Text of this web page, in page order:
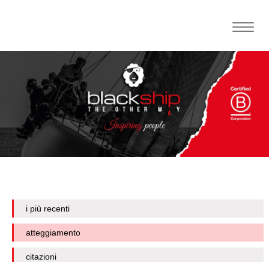
Toggle
i più recenti
atteggiamento
citazioni